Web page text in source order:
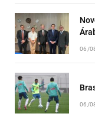
06/
06/